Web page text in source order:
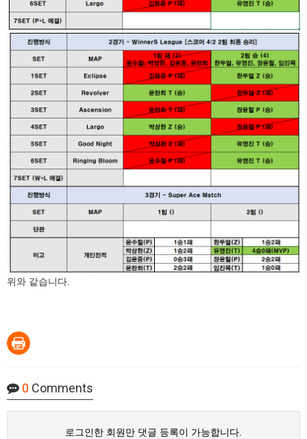
위와 같습니다.
0 Comments
로그인한 회원만 댓글 등록이 가능합니다.